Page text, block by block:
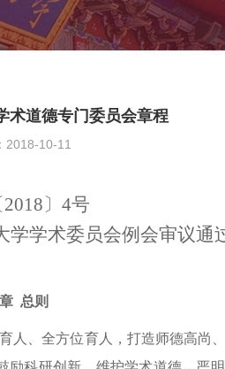
术道德专门委员会章程
2018-10-11
〕4号
学学术委员会例会审议通
总则
人、全方位育人，打造师德高尚